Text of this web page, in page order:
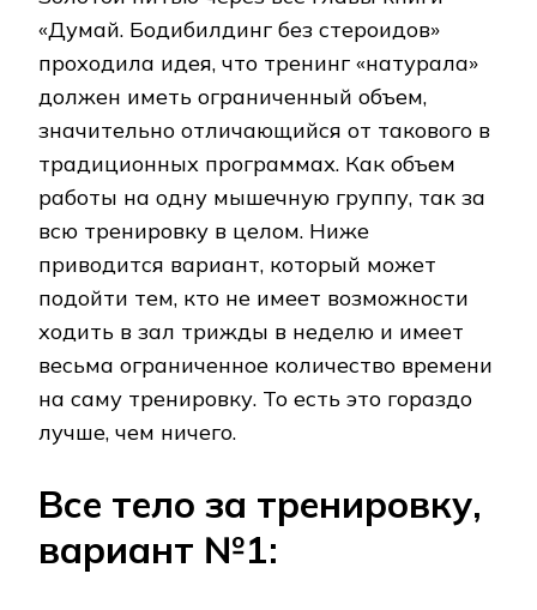
«Думай. Бодибилдинг без стероидов»
проходила идея, что тренинг «натурала»
должен иметь ограниченный объем,
значительно отличающийся от такового в
традиционных программах. Как объем
работы на одну мышечную группу, так за
всю тренировку в целом. Ниже
приводится вариант, который может
подойти тем, кто не имеет возможности
ходить в зал трижды в неделю и имеет
весьма ограниченное количество времени
на саму тренировку. То есть это гораздо
лучше, чем ничего.
Все тело за тренировку,
вариант №1: